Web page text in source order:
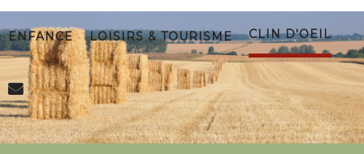
Enfance Loisirs & Tourisme Clin d'Oeil